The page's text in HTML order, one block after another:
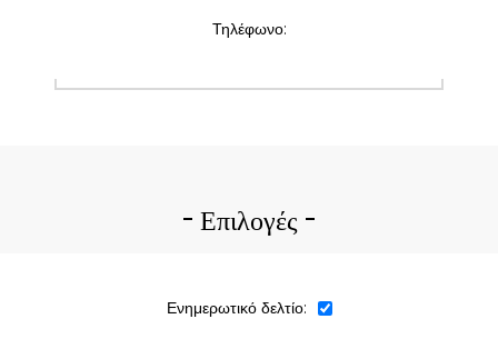
Τηλέφωνο:
Επιλογές
Ενημερωτικό δελτίο: